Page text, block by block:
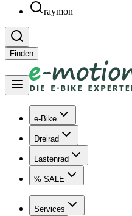
raymon
Finden
e-Bike
Dreirad
Lastenrad
% SALE
Services